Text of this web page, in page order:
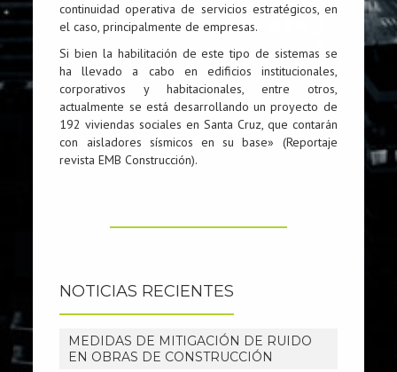
continuidad operativa de servicios estratégicos, en
el caso, principalmente de empresas.
Si bien la habilitación de este tipo de sistemas se
ha llevado a cabo en edificios institucionales,
corporativos y habitacionales, entre otros,
actualmente se está desarrollando un proyecto de
192 viviendas sociales en Santa Cruz, que contarán
con aisladores sísmicos en su base» (Reportaje
revista EMB Construcción).
NOTICIAS RECIENTES
MEDIDAS DE MITIGACIÓN DE RUIDO
EN OBRAS DE CONSTRUCCIÓN